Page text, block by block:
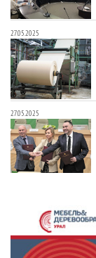
27.05.2025
27.05.2025